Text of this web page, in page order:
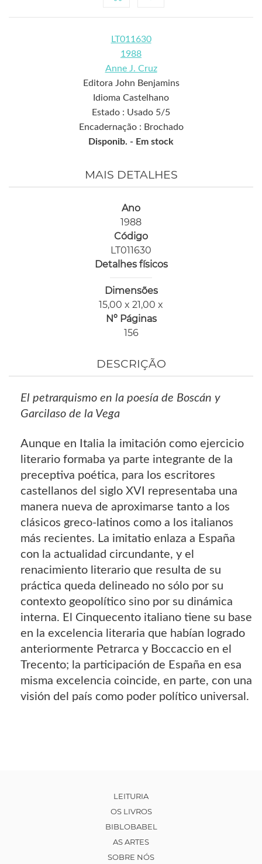
LT011630
1988
Anne J. Cruz
Editora John Benjamins
Idioma Castelhano
Estado : Usado 5/5
Encadernação : Brochado
Disponib. - Em stock
MAIS DETALHES
Ano
1988
Código
LT011630
Detalhes físicos
Dimensões
15,00 x 21,00 x
Nº Páginas
156
DESCRIÇÃO
El petrarquismo en la poesía de Boscán y
Garcilaso de la Vega
Aunque en Italia la imitación como ejercicio
literario formaba ya parte integrante de la
preceptiva poética, para los escritores
castellanos del siglo XVI representaba una
manera nueva de aproximarse tanto a los
clásicos greco-latinos como a los italianos
más recientes. La imitatio enlaza a España
con la actualidad circundante, y el
renacimiento literario que resulta de su
práctica queda delineado no sólo por su
contexto geopolítico sino por su dinámica
interna. El Cinquecento italiano tiene su base
en la excelencia literaria que habían logrado
anteriormente Petrarca y Boccaccio en el
Trecento; la participación de España en esa
misma excelencia coincide, en parte, con una
visión del país como poder político universal.
LEITURIA
OS LIVROS
BIBLOBABEL
AS ARTES
SOBRE NÓS